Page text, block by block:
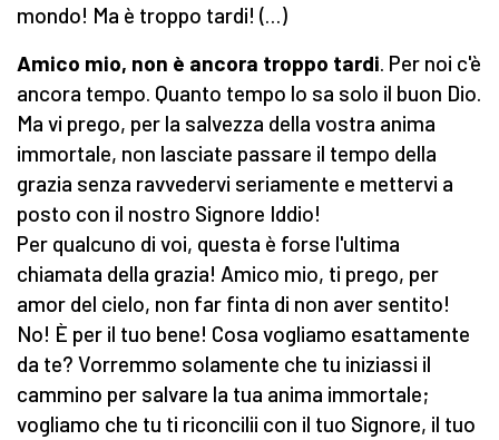
mondo! Ma è trop­po tardi! (…)
Amico mio, non è anco­ra troppo tardi. Per noi c'è
ancora tempo. Quanto tempo lo sa solo il buon Dio.
Ma vi prego, per la salvezza della vostra anima
immortale, non lasciate passare il tempo della
grazia senza ravvedervi seriamente e mettervi a
posto con il no­stro Signore Iddio!
Per qualcuno di voi, questa è forse l'ultima
chiamata della grazia! Amico mio, ti prego, per
amor del cielo, non far finta di non aver sentito!
No! È per il tuo bene! Cosa vogliamo esattamente
da te? Vorremmo solamente che tu iniziassi il
cammino per salvare la tua anima immortale;
vogliamo che tu ti riconcilii con il tuo Signore, il tuo